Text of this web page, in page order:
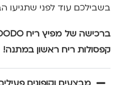
בשבילכם עוד לפני שתגיעו
קפסולות ריח ראשון במתנה!